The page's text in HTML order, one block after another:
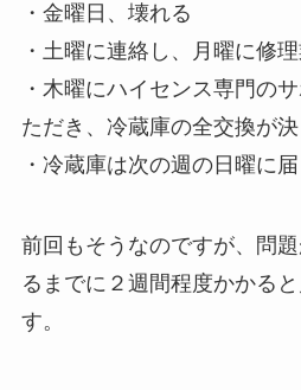
・金曜日、壊れる
・土曜に連絡し、月曜に修
・木曜にハイセンス専門の
ただき、冷蔵庫の全交換が
・冷蔵庫は次の週の日曜に届
前回もそうなのですが、問
るまでに２週間程度かかる
す。